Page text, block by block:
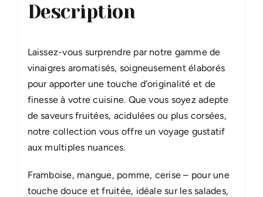
Description
Laissez-vous surprendre par notre gamme de
vinaigres aromatisés, soigneusement élaborés
pour apporter une touche d’originalité et de
finesse à votre cuisine. Que vous soyez adepte
de saveurs fruitées, acidulées ou plus corsées,
notre collection vous offre un voyage gustatif
aux multiples nuances.
Framboise, mangue, pomme, cerise – pour une
touche douce et fruitée, idéale sur les salades,